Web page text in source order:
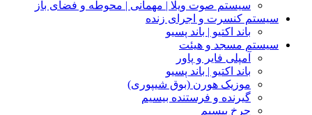
سیستم صوت ویلا | مهمانی | محوطه و فضای باز
سیستم کنسرت و اجرای زنده
باند اکتیو | باند پسیو
سیستم مسجد و هیئت
آمپلی فایر و پاور
باند اکتیو | باند پسیو
موزیک هورن (بوق شیپوری)
گیرنده و فرستنده بیسیم
چرخ بیسیم